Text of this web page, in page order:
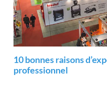
10 bonnes raisons
professionnel